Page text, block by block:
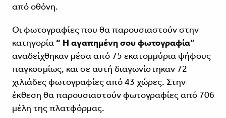
από οθόνη.
Οι φωτογραφίες που θα παρουσιαστούν στην
κατηγορία “ Η αγαπημένη σου φωτογραφία”
αναδείχθηκαν μέσα από 75 εκατομμύρια ψήφους
παγκοσμίως, και σε αυτή διαγωνίστηκαν 72
χιλιάδες φωτογραφίες από 43 χώρες. Στην
έκθεση θα παρουσιαστούν φωτογραφίες από 706
μέλη της πλατφόρμας.